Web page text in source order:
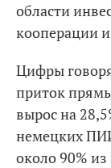
области
кооперации
Цифры
приток
вырос на
немецких
около 90%